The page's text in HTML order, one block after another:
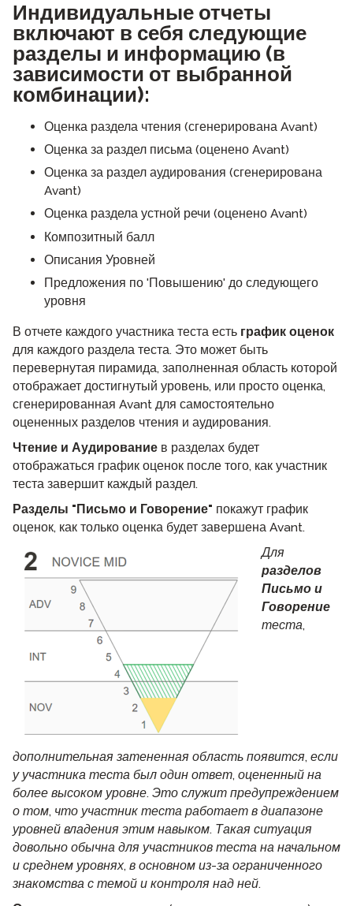
Индивидуальные отчеты
включают в себя следующие
разделы и информацию (в
зависимости от выбранной
комбинации):
Оценка раздела чтения (сгенерирована Avant)
Оценка за раздел письма (оценено Avant)
Оценка за раздел аудирования (сгенерирована
Avant)
Оценка раздела устной речи (оценено Avant)
Композитный балл
Описания Уровней
Предложения по 'Повышению' до следующего
уровня
В отчете каждого участника теста есть график оценок
для каждого раздела теста. Это может быть
перевернутая пирамида, заполненная область которой
отображает достигнутый уровень, или просто оценка,
сгенерированная Avant для самостоятельно
оцененных разделов чтения и аудирования.
Чтение и Аудирование в разделах будет
отображаться график оценок после того, как участник
теста завершит каждый раздел.
Разделы "Письмо и Говорение" покажут график
оценок, как только оценка будет завершена Avant.
Для
разделов
Письмо и
Говорение
теста,
дополнительная затененная область появится, если
у участника теста был один ответ, оцененный на
более высоком уровне. Это служит предупреждением
о том, что участник теста работает в диапазоне
уровней владения этим навыком. Такая ситуация
довольно обычна для участников теста на начальном
и среднем уровнях, в основном из-за ограниченного
знакомства с темой и контроля над ней.